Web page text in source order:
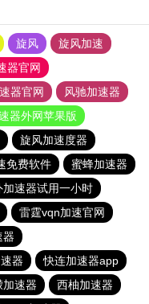
旋风
旋风加速
器官网
器官网
风驰加速器
器外网苹果版
旋风加速度器
免费软件
蜜蜂加速器
加速器试用一小时
雷霆vqn加速官网
器
器
快连加速器app
加速器
西柚加速器